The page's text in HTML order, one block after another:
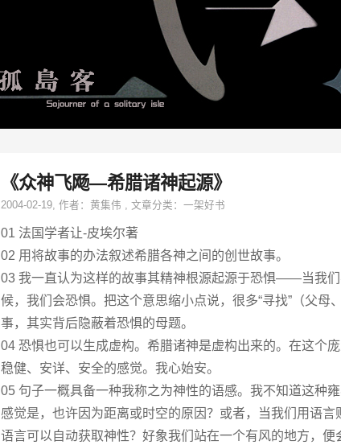
《众神飞飏—希腊诸神起源》
2004-02-19, 作者： 黄集伟 , 文章分类： 一架好书
01 法国学者让-皮埃尔著
02 用将故事的办法叙述希腊各神之间的创世故事。
03 我一直认为这样的故事其精神根源起源于恐惧——当我
候，我们会恐惧。把这个意思缩小点说，很多“寻找”（父母
事，其实背后隐蔽着恐惧的母题。
04 恐惧也可以生成虚构。希腊诸神是虚构出来的。在这个
稳健、安详、安全的感觉。我心始安。
05 句子一概具备一种我称之为神性的语感。我不知道这种
感觉是，也许因为距离或时空的原因？或者，当我们用语
语言可以自动获取神性？好象我们站在一个有风的地方，便